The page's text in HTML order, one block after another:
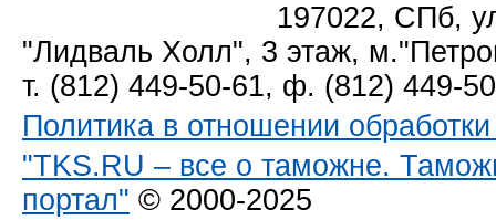
197022, СПб,
"Лидваль Холл", 3 этаж,
т. (812) 449-50-61, ф. (812) 449-
Политика в отношении
"TKS.RU – все о таможне.
портал" © 2000-2025